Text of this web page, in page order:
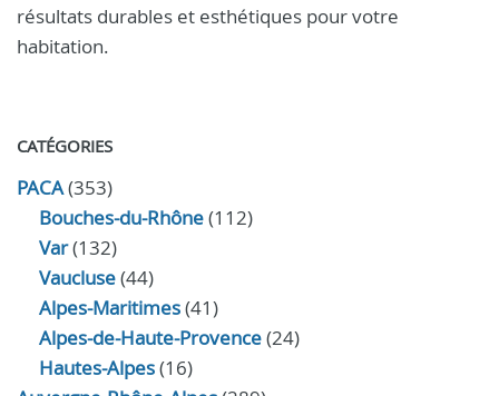
résultats durables et esthétiques pour votre
habitation.
CATÉGORIES
PACA(353)
Bouches-du-Rhône(112)
Var(132)
Vaucluse(44)
Alpes-Maritimes(41)
Alpes-de-Haute-Provence(24)
Hautes-Alpes(16)